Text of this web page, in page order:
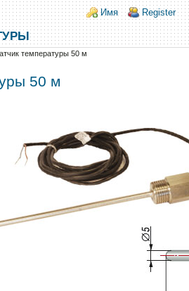
Login links
Имя Register
температуры 50 м
50 м